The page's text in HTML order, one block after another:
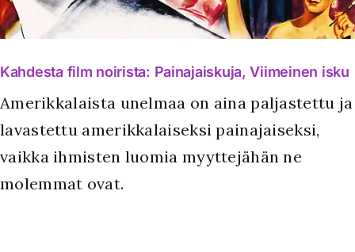
Kahdesta film noirista: Painajaiskuja, Viimeinen isku
Amerikkalaista unelmaa on aina paljastettu ja
lavastettu amerikkalaiseksi painajaiseksi,
vaikka ihmisten luomia myyttejähän ne
molemmat ovat.